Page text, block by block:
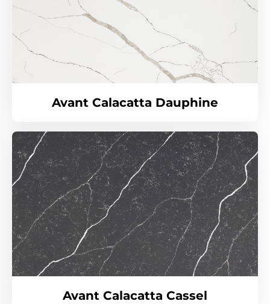
Avant Calacatta Dauphine
Avant Calacatta Cassel